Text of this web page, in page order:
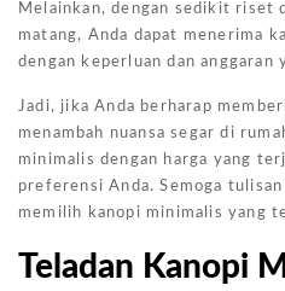
Melainkan, dengan sedikit riset
matang, Anda dapat menerima
dengan keperluan dan anggaran
Jadi, jika Anda berharap
menambah nuansa segar di
minimalis dengan harga yang
preferensi Anda. Semoga
memilih kanopi minimalis yang
Teladan Kanopi